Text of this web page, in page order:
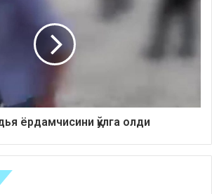
ёрдамчисини қўлга олди